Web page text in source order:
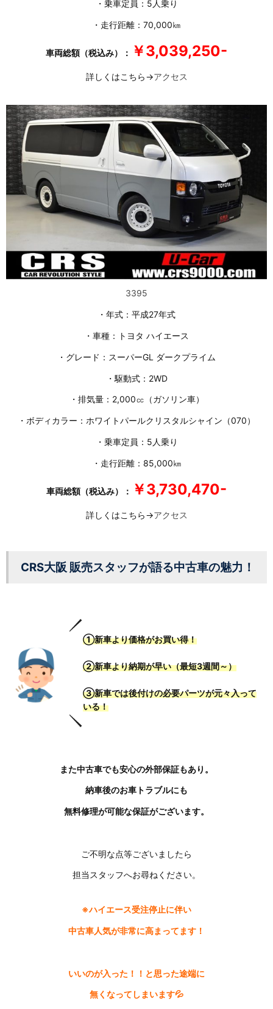
・乗車定員：5人乗り
・走行距離：70,000㎞
車両総額（税込み）： ￥3,039,250-
詳しくはこちら→アクセス
3395
・年式：平成27年式
・車種：トヨタ ハイエース
・グレード：スーパーGL ダークプライム
・駆動式：2WD
・排気量：2,000㏄（ガソリン車）
・ボディカラー：ホワイトパールクリスタルシャイン（070）
・乗車定員：5人乗り
・走行距離：85,000㎞
車両総額（税込み）： ￥3,730,470-
詳しくはこちら→アクセス
CRS大阪 販売スタッフが語る中古車の魅力！
①新車より価格がお買い得！
②新車より納期が早い（最短3週間～）
③新車では後付けの必要パーツが元々入って
いる！
また中古車でも安心の外部保証もあり。
納車後のお車トラブルにも
無料修理が可能な保証がございます。
ご不明な点等ございましたら
担当スタッフへお尋ねください。
※ハイエース受注停止に伴い
中古車人気が非常に高まってます！
いいのが入った！！と思った途端に
無くなってしまいます💦